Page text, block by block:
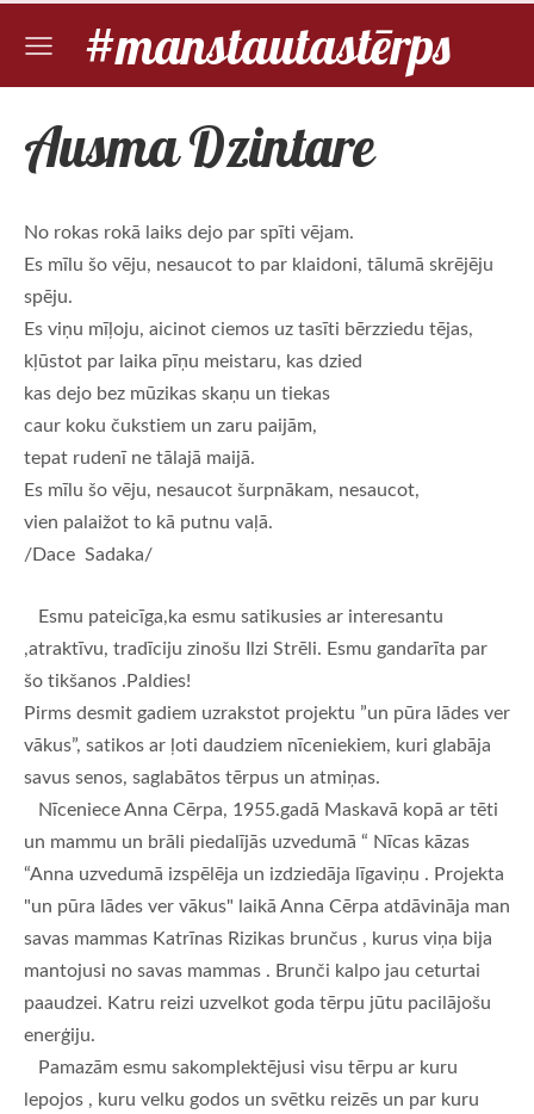
#manstautastērps
Ausma Dzintare
No rokas rokā laiks dejo par spīti vējam.
Es mīlu šo vēju, nesaucot to par klaidoni, tālumā skrējēju
spēju.
Es viņu mīļoju, aicinot ciemos uz tasīti bērzziedu tējas,
kļūstot par laika pīņu meistaru, kas dzied
kas dejo bez mūzikas skaņu un tiekas
caur koku čukstiem un zaru paijām,
tepat rudenī ne tālajā maijā.
Es mīlu šo vēju, nesaucot šurpnākam, nesaucot,
vien palaižot to kā putnu vaļā.
/Dace Sadaka/
Esmu pateicīga,ka esmu satikusies ar interesantu
,atraktīvu, tradīciju zinošu Ilzi Strēli. Esmu gandarīta par
šo tikšanos .Paldies!
Pirms desmit gadiem uzrakstot projektu ”un pūra lādes ver
vākus”, satikos ar ļoti daudziem nīceniekiem, kuri glabāja
savus senos, saglabātos tērpus un atmiņas.
Nīceniece Anna Cērpa, 1955.gadā Maskavā kopā ar tēti
un mammu un brāli piedalījās uzvedumā “ Nīcas kāzas
“Anna uzvedumā izspēlēja un izdziedāja līgaviņu . Projekta
"un pūra lādes ver vākus" laikā Anna Cērpa atdāvināja man
savas mammas Katrīnas Rizikas brunčus , kurus viņa bija
mantojusi no savas mammas . Brunči kalpo jau ceturtai
paaudzei. Katru reizi uzvelkot goda tērpu jūtu pacilājošu
enerģiju.
Pamazām esmu sakomplektējusi visu tērpu ar kuru
lepojos , kuru velku godos un svētku reizēs un par kuru